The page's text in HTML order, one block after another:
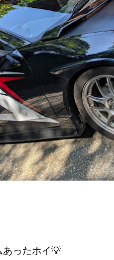
あったホイ💡